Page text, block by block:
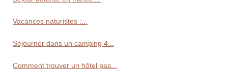
Vacances naturistes :...
Séjourner dans un camping 4...
Comment trouver un hôtel pas...